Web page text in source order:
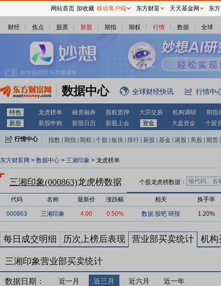
财经 焦点 股票 新股 期指 期权 行情 数据 全球
数据中心 全球财经快讯 行情中
特色 龙虎榜单 融资融券 股权质押 大宗交易 机构调研
期指
新股
新股申购 新股日历 新股上会 资金 大盘资金 个股
行情中心 指数 期指 期权 个股 板块 排行 新股 基金 港股 美股 期货
东方财富网 > 数据中心 > 三湘印象 > 龙虎榜单
三湘印象(000863)龙虎榜数据 个股龙虎榜数据：
代码 名称 最新价 涨跌幅 相关 换手率
000863 三湘印象 4.00 0.50% 数据 股吧 研报 1.20%
每日成交明细 历次上榜后表现 营业部买卖统计 机构
三湘印象营业部买卖统计
数据日期： 近一月 近三月 近六月 近一年
网站首页 加收藏 移动客户端 东方财富 天天基金网 东